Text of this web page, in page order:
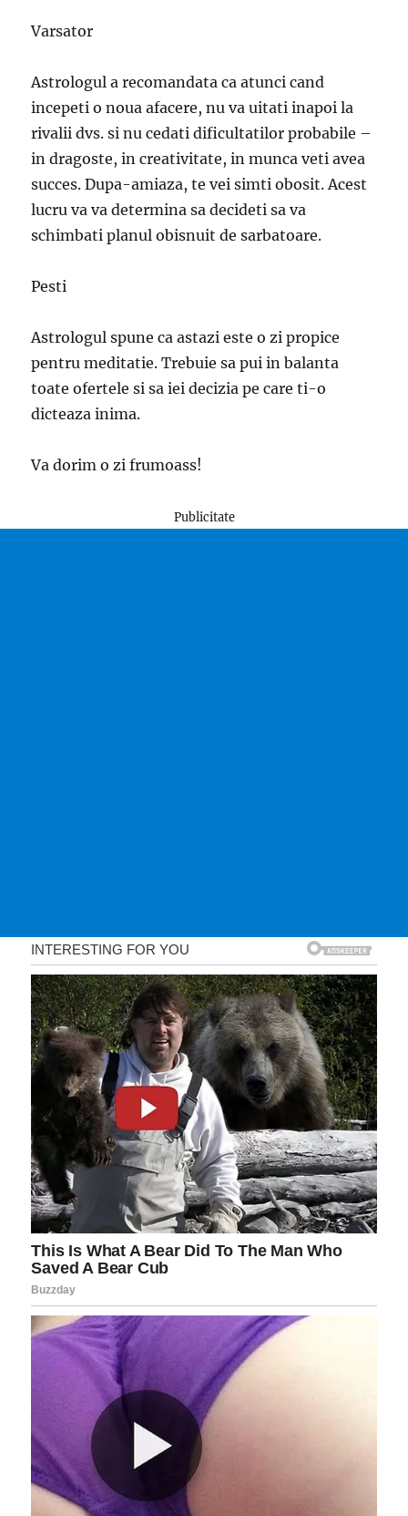
Varsator
Astrologul a recomandata ca atunci cand
incepeti o noua afacere, nu va uitati inapoi la
rivalii dvs. si nu cedati dificultatilor probabile –
in dragoste, in creativitate, in munca veti avea
succes. Dupa-amiaza, te vei simti obosit. Acest
lucru va va determina sa decideti sa va
schimbati planul obisnuit de sarbatoare.
Pesti
Astrologul spune ca astazi este o zi propice
pentru meditatie. Trebuie sa pui in balanta
toate ofertele si sa iei decizia pe care ti-o
dicteaza inima.
Va dorim o zi frumoass!
Publicitate